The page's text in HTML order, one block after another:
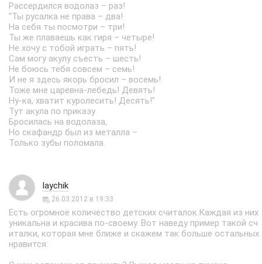
Рассердился водолаз – раз!
"Ты русалка не права – два!
На себя ты посмотри – три!
Ты же плаваешь как гиря – четыре!
Не хочу с тобой играть – пять!
Сам могу акулу съесть – шесть!
Не боюсь тебя совсем – семь!
И не я здесь якорь бросил – восемь!
Тоже мне царевна-лебедь! Девять!
Ну-ка, хватит куролесить! Десять!"
Тут акула по приказу
Бросилась на водолаза,
Но скафандр был из металла –
Только зубы поломала.
laychik
26.03.2012 в 19:33
Есть огромное количество детских считалок.Каждая из них
уникальна и красива по-своему. Вот наведу пример такой сч
италки, которая мне ближе и скажем так больше остальных
нравится: